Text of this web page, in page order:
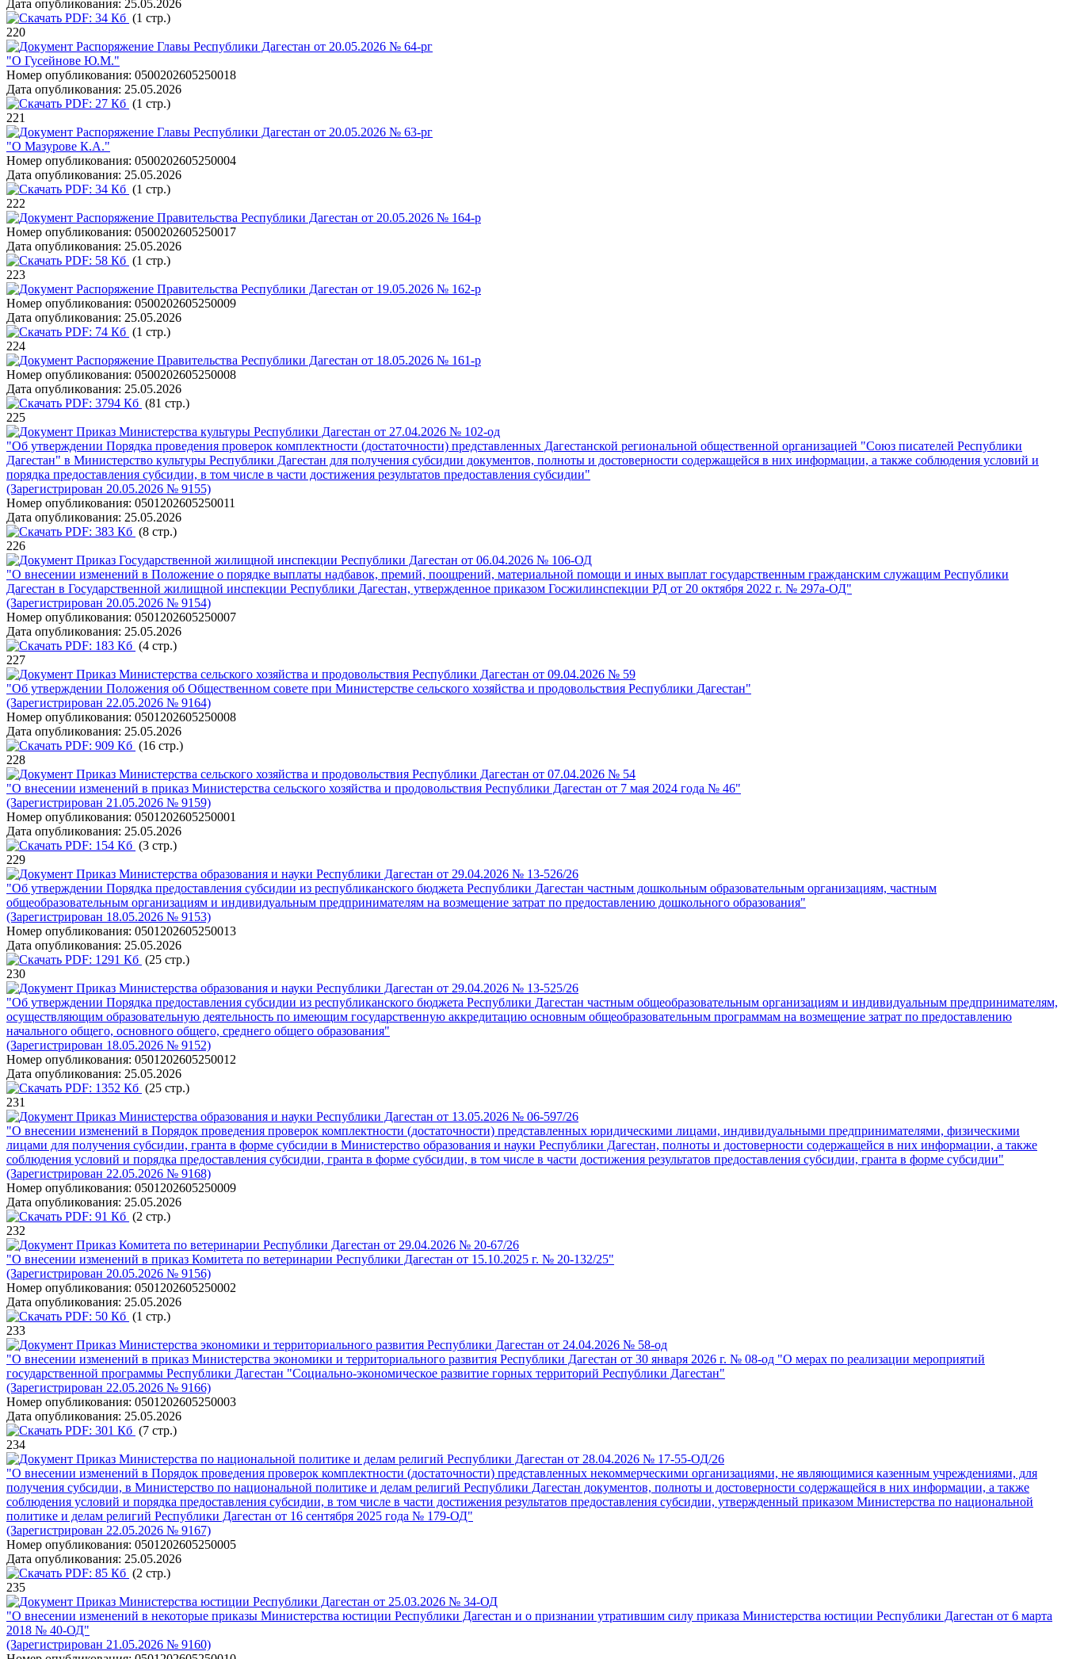
Дата опубликования: 25.05.2026
PDF: 34 Кб (1 стр.)
220
Распоряжение Главы Республики Дагестан от 20.05.2026 № 64-рг
"О Гусейнове Ю.М."
Номер опубликования: 0500202605250018
Дата опубликования: 25.05.2026
PDF: 27 Кб (1 стр.)
221
Распоряжение Главы Республики Дагестан от 20.05.2026 № 63-рг
"О Мазурове К.А."
Номер опубликования: 0500202605250004
Дата опубликования: 25.05.2026
PDF: 34 Кб (1 стр.)
222
Распоряжение Правительства Республики Дагестан от 20.05.2026 № 164-р
Номер опубликования: 0500202605250017
Дата опубликования: 25.05.2026
PDF: 58 Кб (1 стр.)
223
Распоряжение Правительства Республики Дагестан от 19.05.2026 № 162-р
Номер опубликования: 0500202605250009
Дата опубликования: 25.05.2026
PDF: 74 Кб (1 стр.)
224
Распоряжение Правительства Республики Дагестан от 18.05.2026 № 161-р
Номер опубликования: 0500202605250008
Дата опубликования: 25.05.2026
PDF: 3794 Кб (81 стр.)
225
Приказ Министерства культуры Республики Дагестан от 27.04.2026 № 102-од
"Об утверждении Порядка проведения проверок комплектности (достаточности) представленных Дагестанской региональной общественной организацией "Союз писателей Республики
Дагестан" в Министерство культуры Республики Дагестан для получения субсидии документов, полноты и достоверности содержащейся в них информации, а также соблюдения условий и
порядка предоставления субсидии, в том числе в части достижения результатов предоставления субсидии"
(Зарегистрирован 20.05.2026 № 9155)
Номер опубликования: 0501202605250011
Дата опубликования: 25.05.2026
PDF: 383 Кб (8 стр.)
226
Приказ Государственной жилищной инспекции Республики Дагестан от 06.04.2026 № 106-ОД
"О внесении изменений в Положение о порядке выплаты надбавок, премий, поощрений, материальной помощи и иных выплат государственным гражданским служащим Республики
Дагестан в Государственной жилищной инспекции Республики Дагестан, утвержденное приказом Госжилинспекции РД от 20 октября 2022 г. № 297а-ОД"
(Зарегистрирован 20.05.2026 № 9154)
Номер опубликования: 0501202605250007
Дата опубликования: 25.05.2026
PDF: 183 Кб (4 стр.)
227
Приказ Министерства сельского хозяйства и продовольствия Республики Дагестан от 09.04.2026 № 59
"Об утверждении Положения об Общественном совете при Министерстве сельского хозяйства и продовольствия Республики Дагестан"
(Зарегистрирован 22.05.2026 № 9164)
Номер опубликования: 0501202605250008
Дата опубликования: 25.05.2026
PDF: 909 Кб (16 стр.)
228
Приказ Министерства сельского хозяйства и продовольствия Республики Дагестан от 07.04.2026 № 54
"О внесении изменений в приказ Министерства сельского хозяйства и продовольствия Республики Дагестан от 7 мая 2024 года № 46"
(Зарегистрирован 21.05.2026 № 9159)
Номер опубликования: 0501202605250001
Дата опубликования: 25.05.2026
PDF: 154 Кб (3 стр.)
229
Приказ Министерства образования и науки Республики Дагестан от 29.04.2026 № 13-526/26
"Об утверждении Порядка предоставления субсидии из республиканского бюджета Республики Дагестан частным дошкольным образовательным организациям, частным
общеобразовательным организациям и индивидуальным предпринимателям на возмещение затрат по предоставлению дошкольного образования"
(Зарегистрирован 18.05.2026 № 9153)
Номер опубликования: 0501202605250013
Дата опубликования: 25.05.2026
PDF: 1291 Кб (25 стр.)
230
Приказ Министерства образования и науки Республики Дагестан от 29.04.2026 № 13-525/26
"Об утверждении Порядка предоставления субсидии из республиканского бюджета Республики Дагестан частным общеобразовательным организациям и индивидуальным предпринимателям,
осуществляющим образовательную деятельность по имеющим государственную аккредитацию основным общеобразовательным программам на возмещение затрат по предоставлению
начального общего, основного общего, среднего общего образования"
(Зарегистрирован 18.05.2026 № 9152)
Номер опубликования: 0501202605250012
Дата опубликования: 25.05.2026
PDF: 1352 Кб (25 стр.)
231
Приказ Министерства образования и науки Республики Дагестан от 13.05.2026 № 06-597/26
"О внесении изменений в Порядок проведения проверок комплектности (достаточности) представленных юридическими лицами, индивидуальными предпринимателями, физическими
лицами для получения субсидии, гранта в форме субсидии в Министерство образования и науки Республики Дагестан, полноты и достоверности содержащейся в них информации, а также
соблюдения условий и порядка предоставления субсидии, гранта в форме субсидии, в том числе в части достижения результатов предоставления субсидии, гранта в форме субсидии"
(Зарегистрирован 22.05.2026 № 9168)
Номер опубликования: 0501202605250009
Дата опубликования: 25.05.2026
PDF: 91 Кб (2 стр.)
232
Приказ Комитета по ветеринарии Республики Дагестан от 29.04.2026 № 20-67/26
"О внесении изменений в приказ Комитета по ветеринарии Республики Дагестан от 15.10.2025 г. № 20-132/25"
(Зарегистрирован 20.05.2026 № 9156)
Номер опубликования: 0501202605250002
Дата опубликования: 25.05.2026
PDF: 50 Кб (1 стр.)
233
Приказ Министерства экономики и территориального развития Республики Дагестан от 24.04.2026 № 58-од
"О внесении изменений в приказ Министерства экономики и территориального развития Республики Дагестан от 30 января 2026 г. № 08-од "О мерах по реализации мероприятий
государственной программы Республики Дагестан "Социально-экономическое развитие горных территорий Республики Дагестан"
(Зарегистрирован 22.05.2026 № 9166)
Номер опубликования: 0501202605250003
Дата опубликования: 25.05.2026
PDF: 301 Кб (7 стр.)
234
Приказ Министерства по национальной политике и делам религий Республики Дагестан от 28.04.2026 № 17-55-ОД/26
"О внесении изменений в Порядок проведения проверок комплектности (достаточности) представленных некоммерческими организациями, не являющимися казенным учреждениями, для
получения субсидии, в Министерство по национальной политике и делам религий Республики Дагестан документов, полноты и достоверности содержащейся в них информации, а также
соблюдения условий и порядка предоставления субсидии, в том числе в части достижения результатов предоставления субсидии, утвержденный приказом Министерства по национальной
политике и делам религий Республики Дагестан от 16 сентября 2025 года № 179-ОД"
(Зарегистрирован 22.05.2026 № 9167)
Номер опубликования: 0501202605250005
Дата опубликования: 25.05.2026
PDF: 85 Кб (2 стр.)
235
Приказ Министерства юстиции Республики Дагестан от 25.03.2026 № 34-ОД
"О внесении изменений в некоторые приказы Министерства юстиции Республики Дагестан и о признании утратившим силу приказа Министерства юстиции Республики Дагестан от 6 марта
2018 № 40-ОД"
(Зарегистрирован 21.05.2026 № 9160)